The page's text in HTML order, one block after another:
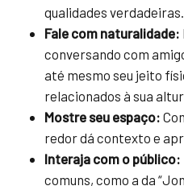
qualidades verdadeiras.
Fale com naturalidade:
conversando com
até mesmo seu jeito
relacionados à sua
Mostre seu espaço:
redor dá contexto e
Interaja com o público:
comuns, como a da